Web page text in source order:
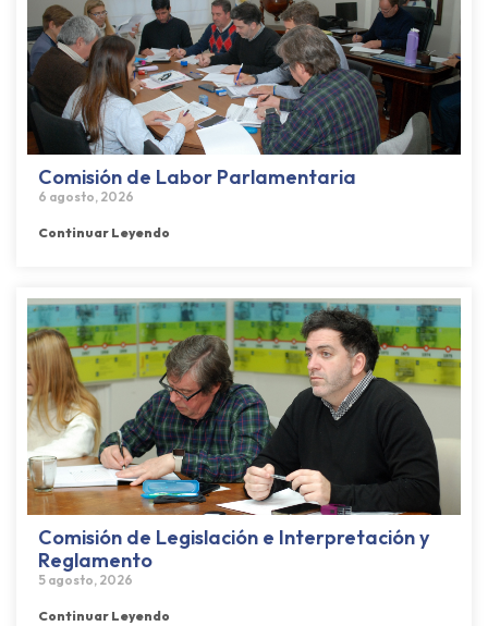
Comisión de Labor Parlamentaria
6 agosto, 2026
Continuar Leyendo
Comisión de Legislación e Interpretación y
Reglamento
5 agosto, 2026
Continuar Leyendo